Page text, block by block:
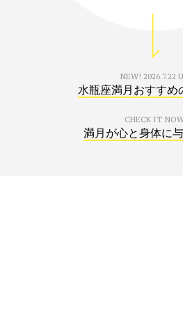
NEW! 2026.7.22
水瓶座満月おすすめ
CHECK IT
満月が心と身体に